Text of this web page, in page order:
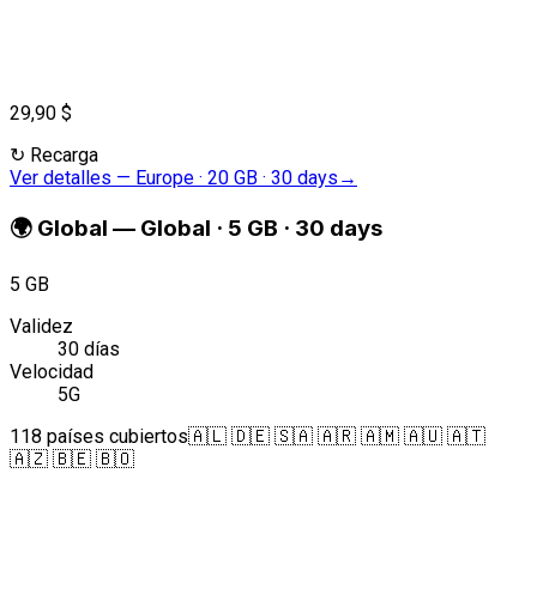
29,90 $
↻ Recarga
Ver detalles — Europe · 20 GB · 30 days →
🌍 Global — Global · 5 GB · 30 days
5 GB
Validez
30 días
Velocidad
5G
118 países cubiertos🇦🇱 🇩🇪 🇸🇦 🇦🇷 🇦🇲 🇦🇺 🇦🇹
🇦🇿 🇧🇪 🇧🇴